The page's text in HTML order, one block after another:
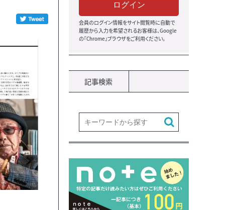
ログイン
会員のログイン情報をサイト閲覧時に自動で
履歴から入力を希望されるお客様は、Google
の『Chrome』ブラウザをご利用ください。
記事検索